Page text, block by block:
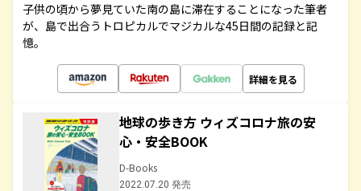
子供の頃から夢見ていた南の島に滞在することになった筆者
が、島で出合うトロピカルでマジカルな45日間の記録と記
憶。
詳細を見る
地球の歩き方 ウィズコロナ旅の安
心・安全BOOK
D-Books
2022.07.20 発売